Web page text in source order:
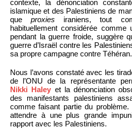
contexte, la dénonciation
islamique et des Palestiniens de
queproxies iraniens, tout
habituellement considérée comme
pendant la guerre froide, suggère
guerre d’Israël contre les
sa propre campagne contre Téhéran.
Nous l’avons constaté avec les
de l’ONU de la représentante
Nikki Haley et la dénonciation
des manifestants palestiniens
comme faisant partie du
attendre à une plus grande
rapport avec les Palestiniens.